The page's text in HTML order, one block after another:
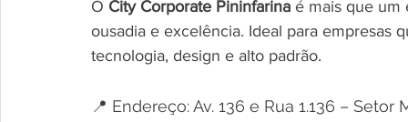
O City Corporate Pininfarina é mais que um
ousadia e excelência. Ideal para empresas
tecnologia, design e alto padrão.
📍 Endereço: Av. 136 e Rua 1.136 – Setor